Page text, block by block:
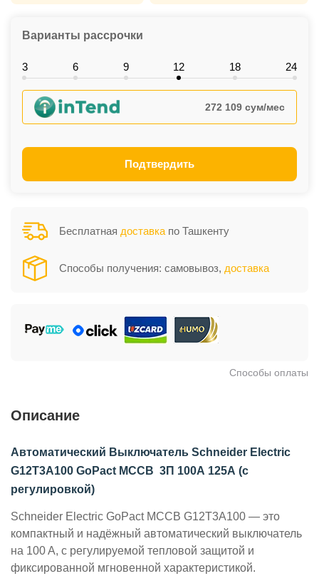
Варианты рассрочки
3 6 9 12 18 24
272 109 сум/мес
Подтвердить
Бесплатная доставка по Ташкенту
Способы получения: самовывоз, доставка
Способы оплаты
Описание
Автоматический Выключатель Schneider Electric
G12T3A100 GoPact MCCB 3П 100А 125А (с
регулировкой)
Schneider Electric GoPact MCCB G12T3A100 — это
компактный и надёжный автоматический выключатель
на 100 A, с регулируемой тепловой защитой и
фиксированной мгновенной характеристикой.